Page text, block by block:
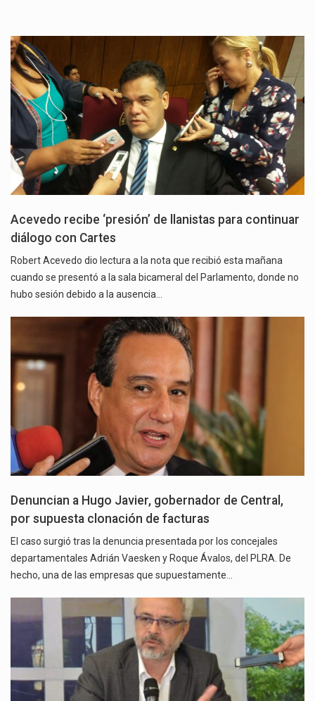
Acevedo recibe ‘presión’ de llanistas para continuar
diálogo con Cartes
Robert Acevedo dio lectura a la nota que recibió esta mañana
cuando se presentó a la sala bicameral del Parlamento, donde no
hubo sesión debido a la ausencia…
Denuncian a Hugo Javier, gobernador de Central,
por supuesta clonación de facturas
El caso surgió tras la denuncia presentada por los concejales
departamentales Adrián Vaesken y Roque Ávalos, del PLRA. De
hecho, una de las empresas que supuestamente…